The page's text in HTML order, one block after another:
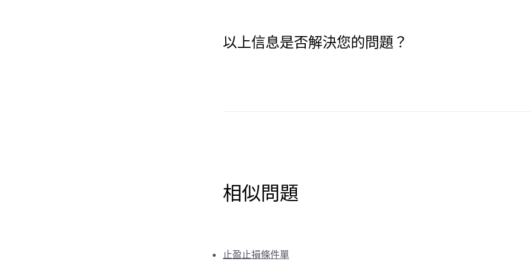
以上信息是否解決您的問題？
相似問題
止盈止損條件單